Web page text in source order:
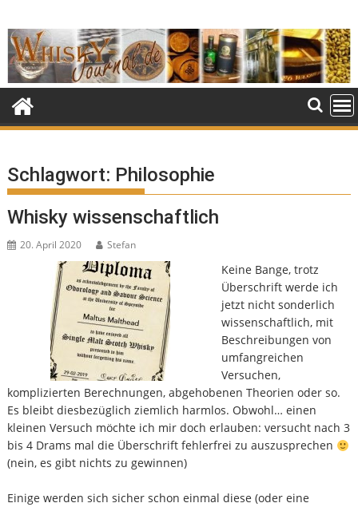
to
content
Schlagwort: Philosophie
Whisky wissenschaftlich
20. April 2020 Stefan
Keine Bange, trotz
Überschrift werde ich
jetzt nicht sonderlich
wissenschaftlich, mit
Beschreibungen von
umfangreichen
Versuchen,
komplizierten Berechnungen, abgehobenen Theorien oder so.
Es bleibt diesbezüglich ziemlich harmlos. Obwohl… einen
kleinen Versuch möchte ich mir doch erlauben: versucht nach 3
bis 4 Drams mal die Überschrift fehlerfrei zu auszusprechen
(nein, es gibt nichts zu gewinnen)
Einige werden sich sicher schon einmal diese (oder eine